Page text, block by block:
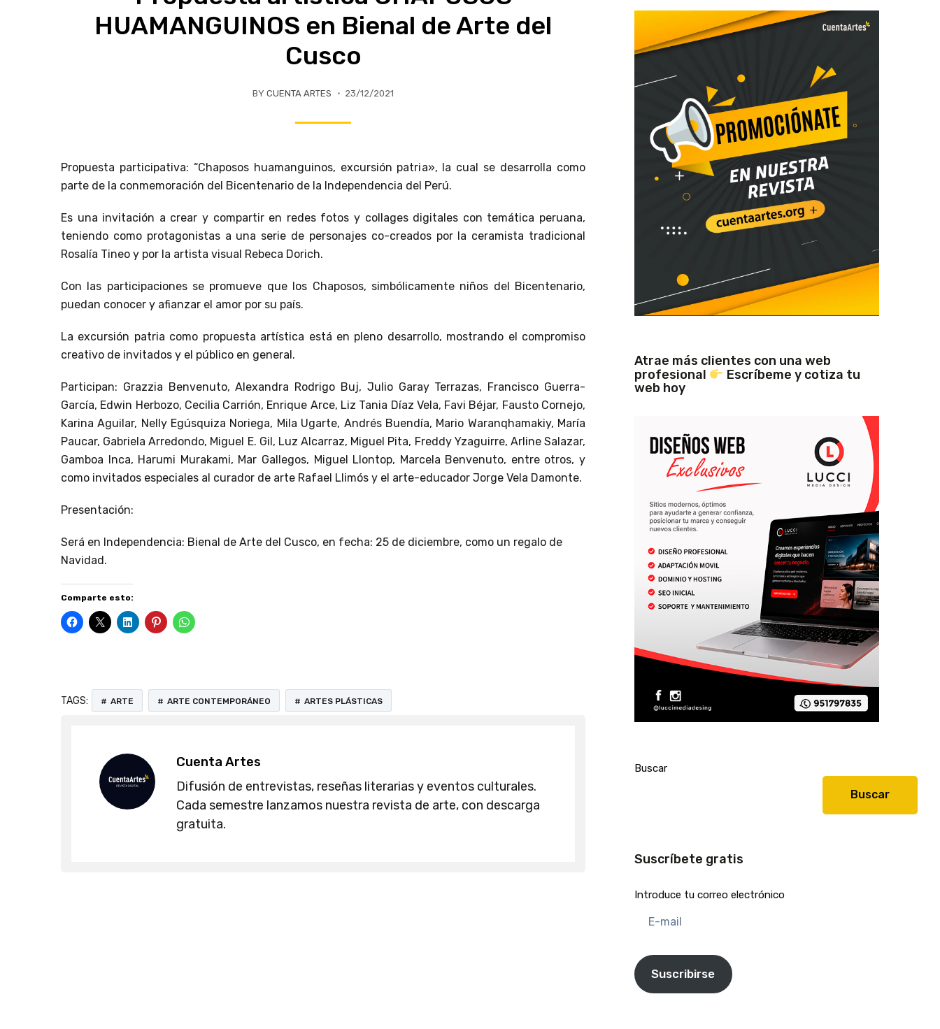
HUAMANGUINOS en Bienal de Arte del
Cusco
BY CUENTA ARTES 23/12/2021
Propuesta participativa: “Chaposos huamanguinos, excursión patria», la cual se desarrolla como
parte de la conmemoración del Bicentenario de la Independencia del Perú.
Es una invitación a crear y compartir en redes fotos y collages digitales con temática peruana,
teniendo como protagonistas a una serie de personajes co-creados por la ceramista tradicional
Rosalía Tineo y por la artista visual Rebeca Dorich.
Con las participaciones se promueve que los Chaposos, simbólicamente niños del Bicentenario,
puedan conocer y afianzar el amor por su país.
La excursión patria como propuesta artística está en pleno desarrollo, mostrando el compromiso
creativo de invitados y el público en general.
Participan: Grazzia Benvenuto, Alexandra Rodrigo Buj, Julio Garay Terrazas, Francisco Guerra-
García, Edwin Herbozo, Cecilia Carrión, Enrique Arce, Liz Tania Díaz Vela, Favi Béjar, Fausto Cornejo,
Karina Aguilar, Nelly Egúsquiza Noriega, Mila Ugarte, Andrés Buendía, Mario Waranqhamakiy, María
Paucar, Gabriela Arredondo, Miguel E. Gil, Luz Alcarraz, Miguel Pita, Freddy Yzaguirre, Arline Salazar,
Gamboa Inca, Harumi Murakami, Mar Gallegos, Miguel Llontop, Marcela Benvenuto, entre otros, y
como invitados especiales al curador de arte Rafael Llimós y el arte-educador Jorge Vela Damonte.
Presentación:
Será en Independencia: Bienal de Arte del Cusco, en fecha: 25 de diciembre, como un regalo de
Navidad.
Comparte esto:
TAGS: ARTE ARTE CONTEMPORÁNEO ARTES PLÁSTICAS
Cuenta Artes
Difusión de entrevistas, reseñas literarias y eventos culturales.
Cada semestre lanzamos nuestra revista de arte, con descarga
gratuita.
Atrae más clientes con una web
profesional
Escríbeme y cotiza tu
web hoy
Buscar
Buscar
Suscríbete gratis
Introduce tu correo electrónico
mail
Suscribirse